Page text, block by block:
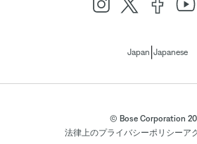
Japan Japanese
© Bose Corporation
法律上のプライバシーポリシーア